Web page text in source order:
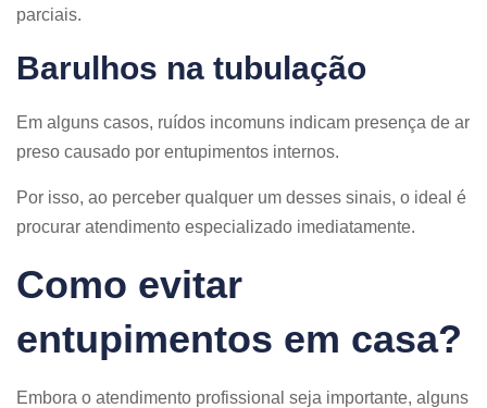
parciais.
Barulhos na tubulação
Em alguns casos, ruídos incomuns indicam presença de ar
preso causado por entupimentos internos.
Por isso, ao perceber qualquer um desses sinais, o ideal é
procurar atendimento especializado imediatamente.
Como evitar
entupimentos em casa?
Embora o atendimento profissional seja importante, alguns